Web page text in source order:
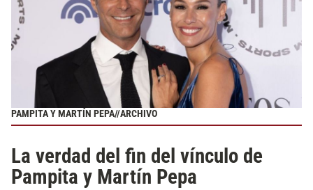
PAMPITA Y MARTÍN PEPA//ARCHIVO
La verdad del fin del vínculo de
Pampita y Martín Pepa